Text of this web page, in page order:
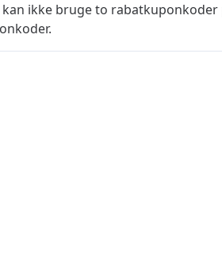
kan ikke bruge to